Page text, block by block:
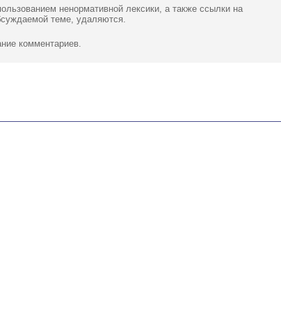
ненормативной лексики,а также ссылки на
теме, удаляются.
комментариев.